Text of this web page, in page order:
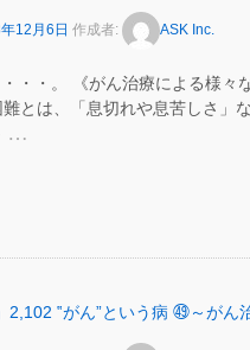
12月6日 作成者: ASK Inc.
・・。 《がん治療による様々
とは、「息切れや息苦しさ」
…
2,102 ‟がん”という病 ㊾～が